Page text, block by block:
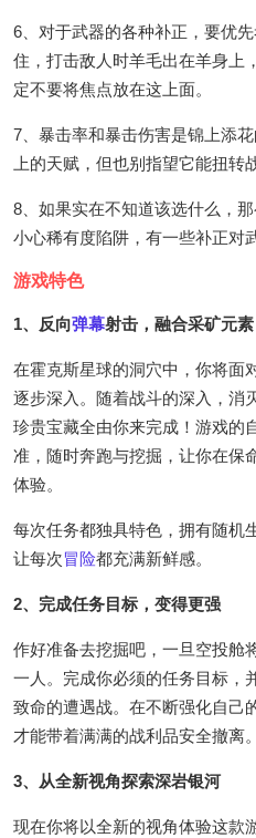
6、对于武器的各种补正，要优
住，打击敌人时羊毛出在羊身上
定不要将焦点放在这上面。
7、暴击率和暴击伤害是锦上添
上的天赋，但也别指望它能扭转
8、如果实在不知道该选什么，
小心稀有度陷阱，有一些补正对
游戏特色
1、反向弹幕射击，融合采矿元素
在霍克斯星球的洞穴中，你将面
逐步深入。随着战斗的深入，消
珍贵宝藏全由你来完成！游戏的
准，随时奔跑与挖掘，让你在保
体验。
每次任务都独具特色，拥有随机
让每次冒险都充满新鲜感。
2、完成任务目标，变得更强
作好准备去挖掘吧，一旦空投舱
一人。完成你必须的任务目标，
致命的遭遇战。在不断强化自己
才能带着满满的战利品安全撤离。
3、从全新视角探索深岩银河
现在你将以全新的视角体验这款